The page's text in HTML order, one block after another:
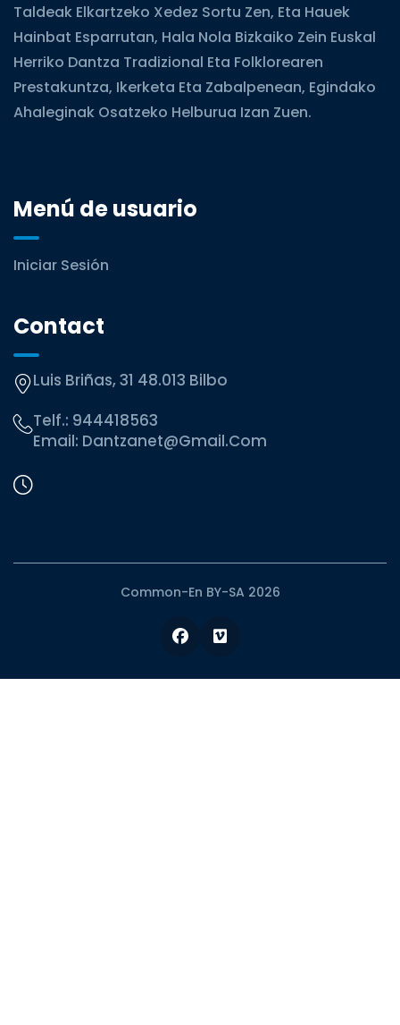
Taldeak Elkartzeko Xedez Sortu Zen, Eta Hauek
Hainbat Esparrutan, Hala Nola Bizkaiko Zein Euskal
Herriko Dantza Tradizional Eta Folklorearen
Prestakuntza, Ikerketa Eta Zabalpenean, Egindako
Ahaleginak Osatzeko Helburua Izan Zuen.
Menú de usuario
Iniciar Sesión
Contact
Luis Briñas, 31 48.013 Bilbo
Telf.: 944418563
Email: Dantzanet@gmail.com
Common-En BY-SA 2026
Facebook
Vimeo